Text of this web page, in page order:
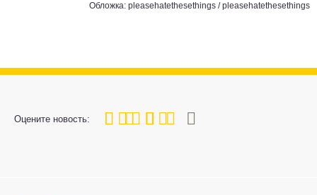
Обложка: pleasehatethesethings /pleasehatethesethings
Оцените новость:
80
1 3 4 5